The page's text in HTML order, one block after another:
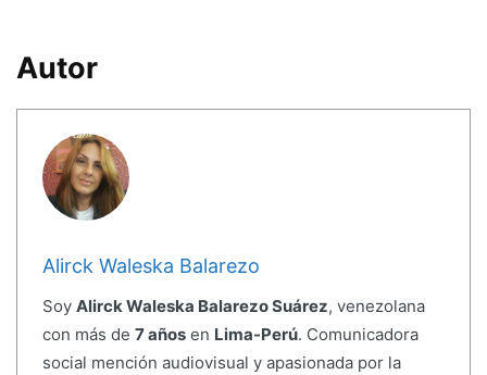
Autor
Alirck Waleska Balarezo
Soy Alirck Waleska Balarezo Suárez, venezolana
con más de 7 añosen Lima-Perú. Comunicadora
social mención audiovisual y apasionada por la